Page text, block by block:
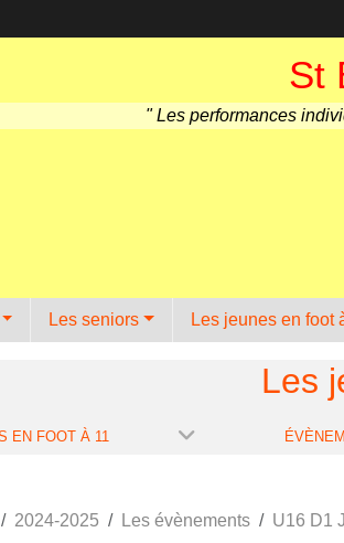
St
" Les performances
Les seniors Les jeunes en foot
Les
EN FOOT À 11
2024-2025 Les évènements U16 D1